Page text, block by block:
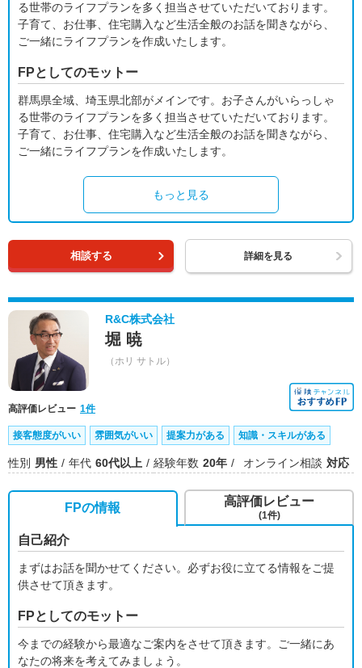
る世帯のライフプランを多く担当させていただいております。
子育て、お仕事、住宅購入など生活全般のお話を聞きながら、
ご一緒にライフプランを作成いたします。
FPとしてのモットー
群馬県全域、埼玉県北部がメインです。お子さんがいらっしゃ
る世帯のライフプランを多く担当させていただいております。
子育て、お仕事、住宅購入など生活全般のお話を聞きながら、
ご一緒にライフプランを作成いたします。
もっと見る
相談する 詳細を見る
R&C株式会社
堀 暁
（ホリ サトル）
高評価レビュー 1件
接客態度がいい 雰囲気がいい 提案力がある 知識・スキルがある
性別 男性 年代 60代以上 経験年数 20年 オンライン相談 対応
FPの情報
自己紹介
まずはお話を聞かせてください。必ずお役に立てる情報をご提
供させて頂きます。
FPとしてのモットー
今までの経験から最適なご案内をさせて頂きます。ご一緒にあ
なたの将来を考えてみましょう。
高評価レビュー
(1件)